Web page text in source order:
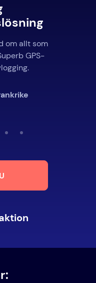
om allt som
GPS-